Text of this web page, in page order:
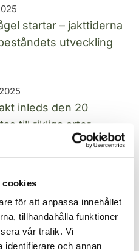
cookies
för att anpassa innehållet
tillhandahålla funktioner
vår trafik. Vi
identifierare och annan
startar – jakttiderna
utveckling
inleds den 20
till rikliga arter
favorit – jakten